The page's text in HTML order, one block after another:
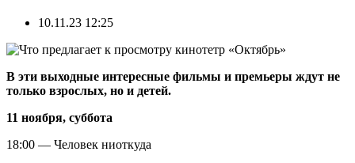
10.11.23 12:25
В эти выходные интересные фильмы и премьеры ждут не
только взрослых, но и детей.
11 ноября, суббота
18:00 — Человек ниоткуда